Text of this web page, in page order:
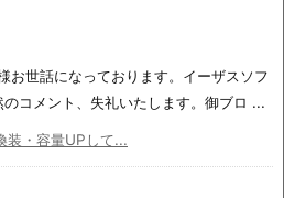
お世話になっております。イーザスソフ
のコメント、失礼いたします。御ブロ ...
・容量UPして...